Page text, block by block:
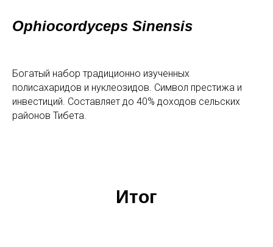
Ophiocordyceps Sinensis
Богатый набор традиционно изученных
полисахаридов и нуклеозидов. Символ престижа и
инвестиций. Составляет до 40% доходов сельских
районов Тибета.
Итог